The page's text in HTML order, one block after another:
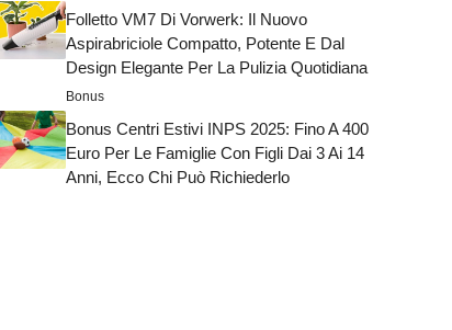
Folletto VM7 Di Vorwerk: Il Nuovo
Aspirabriciole Compatto, Potente E Dal
Design Elegante Per La Pulizia Quotidiana
Bonus
Bonus Centri Estivi INPS 2025: Fino A 400
Euro Per Le Famiglie Con Figli Dai 3 Ai 14
Anni, Ecco Chi Può Richiederlo